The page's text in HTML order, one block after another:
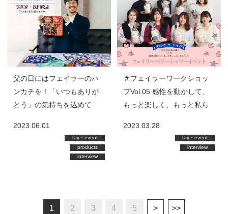
父の日にはフェイラーのハ
ンカチを！「いつもありが
とう」の気持ちを込めて
2023.06.01
fair・event
products
interview
＃フェイラーワークショッ
プVol.05 感性を動かして、
もっと楽しく、もっと私ら
2023.03.28
fair・event
interview
1 2 3 4 5